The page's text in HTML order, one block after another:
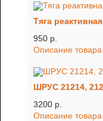
Тяга
950 p.
Описание товара
ШРУС 21214,
3200 p.
Описание товара